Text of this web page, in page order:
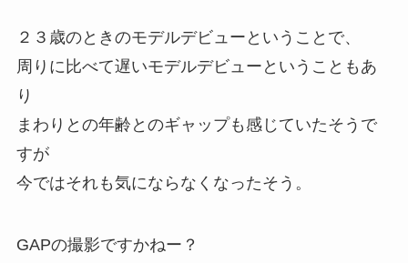
２３歳のときのモデルデビューということで、
周りに比べて遅いモデルデビューということもあ
り
まわりとの年齢とのギャップも感じていたそうで
すが
今ではそれも気にならなくなったそう。
GAPの撮影ですかねー？